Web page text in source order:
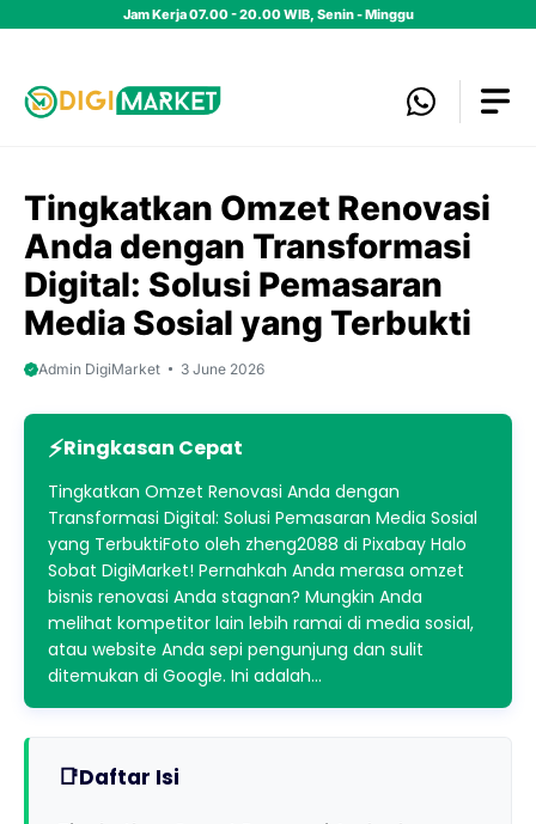
Jam Kerja 07.00 - 20.00 WIB, Senin - Minggu
Tingkatkan Omzet Renovasi
Anda dengan Transformasi
Digital: Solusi Pemasaran
Media Sosial yang Terbukti
Admin DigiMarket 3 June 2026
Ringkasan Cepat
Tingkatkan Omzet Renovasi Anda dengan
Transformasi Digital: Solusi Pemasaran Media Sosial
yang TerbuktiFoto oleh zheng2088 di Pixabay Halo
Sobat DigiMarket! Pernahkah Anda merasa omzet
bisnis renovasi Anda stagnan? Mungkin Anda
melihat kompetitor lain lebih ramai di media sosial,
atau website Anda sepi pengunjung dan sulit
ditemukan di Google. Ini adalah…
Daftar Isi